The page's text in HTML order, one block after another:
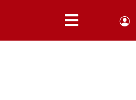
Portuguese,
English